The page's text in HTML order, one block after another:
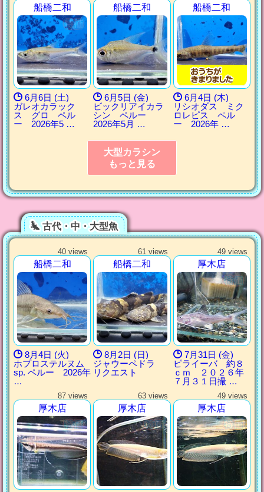
船橋二和
6月6日 (土)
ガレオカラック
ス グロ ペル
ー 2026年5 …
船橋二和
6月5日 (金)
ビックリアイカラ
シン ペルー
2026年5月 …
船橋二和
6月4日 (木)
リシオダス ミク
ロレピス ペル
ー 2026年 …
大型カラシン
もっと見る
古代・中・大型魚
40 views
船橋二和
8月4日 (火)
ホプロステルヌム
sp. ペルー 2026年
…
61 views
船橋二和
8月2日 (日)
ジャウーペドラ
リクエスト
49 views
厚木店
7月31日 (金)
ピライーバ 約８
ｃｍ ２０２６年
７月３１日撮 …
87 views
厚木店
63 views
厚木店
49 views
厚木店